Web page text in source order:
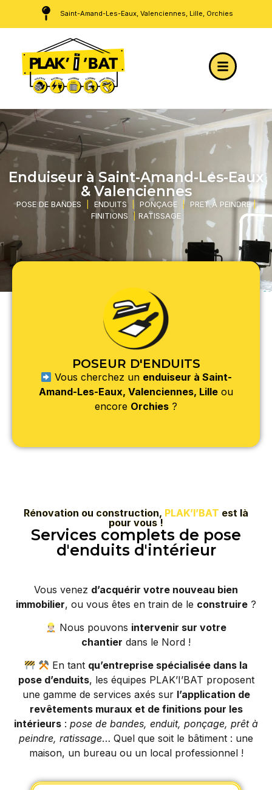
Saint-Amand-Les-Eaux, Valenciennes, Lille, Orchies
Enduiseur à Saint-Amand-Les-Eaux
& Valenciennes
POSE DE BANDES ENDUITS |PONÇAGE |PRET À PEINDRE|
FINITIONS | RATISSAGE
POSEUR D'ENDUITS
Vous cherchez un enduiseur à Saint-
Amand-Les-Eaux, Valenciennes, Lille ou
encore Orchies ?
Rénovation ou construction, PLAK’I’BAT est là
pour vous !
Services complets de pose
d'enduits d'intérieur
Vous venez d’acquérir votre nouveau bien
immobilier, ou vous êtes en train de le construire ?
Nous pouvons intervenir sur votre
chantier dans le Nord !
En tant qu’entreprise spécialisée dans la
pose d’enduits, les équipes PLAK’I’BAT proposent
une gamme de services axés sur l’application de
revêtements muraux et de finitions pour les
intérieurs : pose de bandes, enduit, ponçage, prêt à
peindre, ratissage… Quel que soit le bâtiment : une
maison, un bureau ou un local professionnel !